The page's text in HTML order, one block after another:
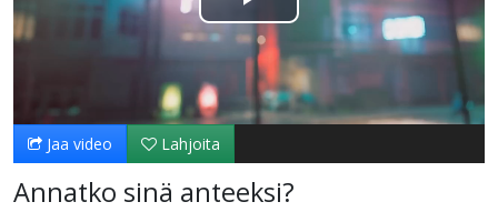
Toista
Video
Jaa video Lahjoita
Annatko sinä anteeksi?